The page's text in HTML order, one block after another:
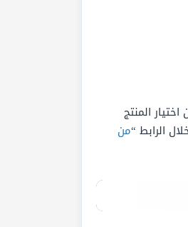
المنتج
الرابط “من